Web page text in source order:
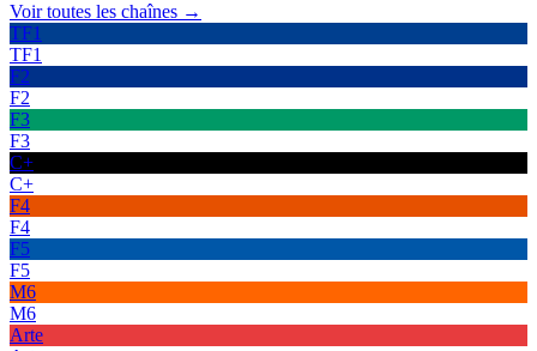
Voir toutes les chaînes →
TF1
TF1
F2
F2
F3
F3
C+
C+
F4
F4
F5
F5
M6
M6
Arte